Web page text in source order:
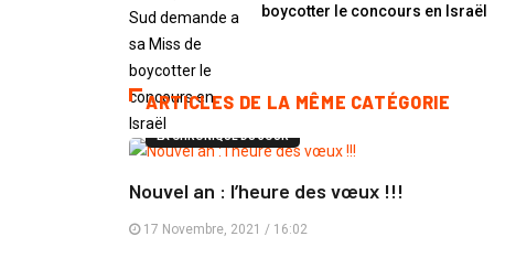
boycotter le concours en Israël
ARTICLES DE LA MÊME CATÉGORIE
LA CHRONIQUE DU JOUR
Nouvel an : l’heure des vœux !!!
17 Novembre, 2021 / 16:02